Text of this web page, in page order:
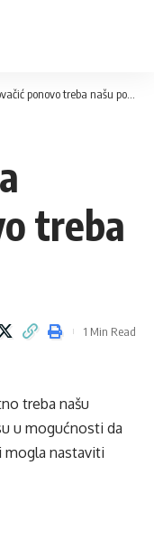
ponovo treba našu pomoć
treba
1 Min Read
treba našu
u mogućnosti da
mogla nastaviti